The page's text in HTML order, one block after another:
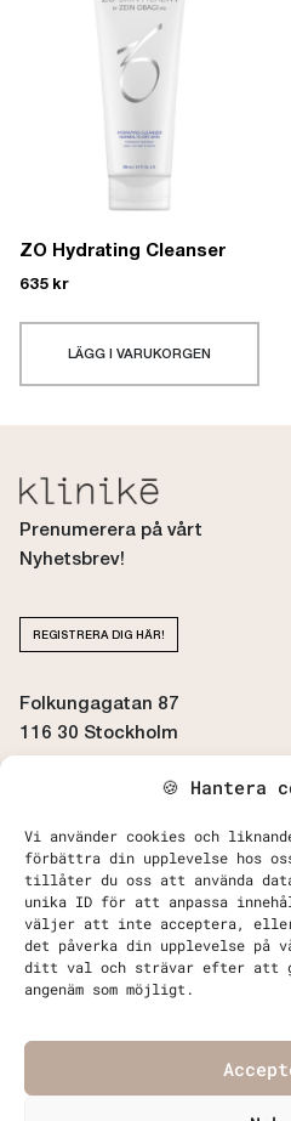
🍪 Hantera
Vi använder cookies och
förbättra din upplevelse hos
tillåter du oss att använda
unika ID för att anpassa
väljer att inte acceptera, eller
det påverka din upplevelse på
ditt val och strävar efter att
angenäm som möjligt.
ZO Hydrating Cleanser
635 kr
LÄGG I VARUKORGEN
Prenumerera på vårt
Nyhetsbrev!
REGISTRERA DIG HÄR!
Folkungagatan 87
116 30 Stockholm
Kontakta Oss
Behandlingar
FAQ - Vanliga frågor & svar
Köpvillkor, Betalning och